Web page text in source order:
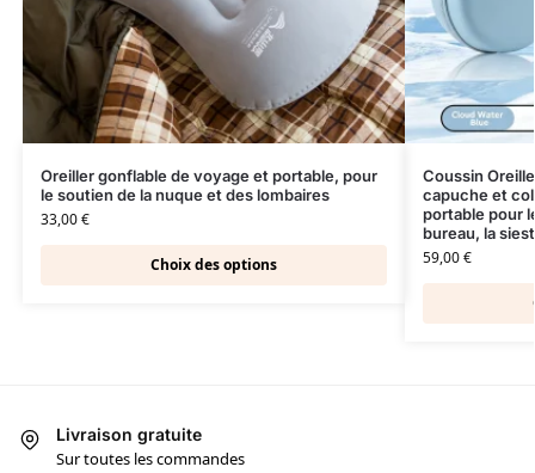
Oreiller gonflable de voyage et portable, pour
le soutien de la nuque et des lombaires
33,00€
Choix des options
Coussin
capuche et
portable pour
bureau, la
59,00€
Livraison gratuite
Sur toutes les commandes